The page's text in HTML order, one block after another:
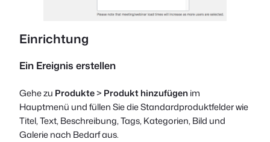
Einrichtung
Ein Ereignis erstellen
Gehe zu Produkte> Produkt hinzufügenim
Hauptmenü und füllen Sie die Standardproduktfelder wie
Titel, Text, Beschreibung, Tags, Kategorien, Bild und
Galerie nach Bedarf aus.